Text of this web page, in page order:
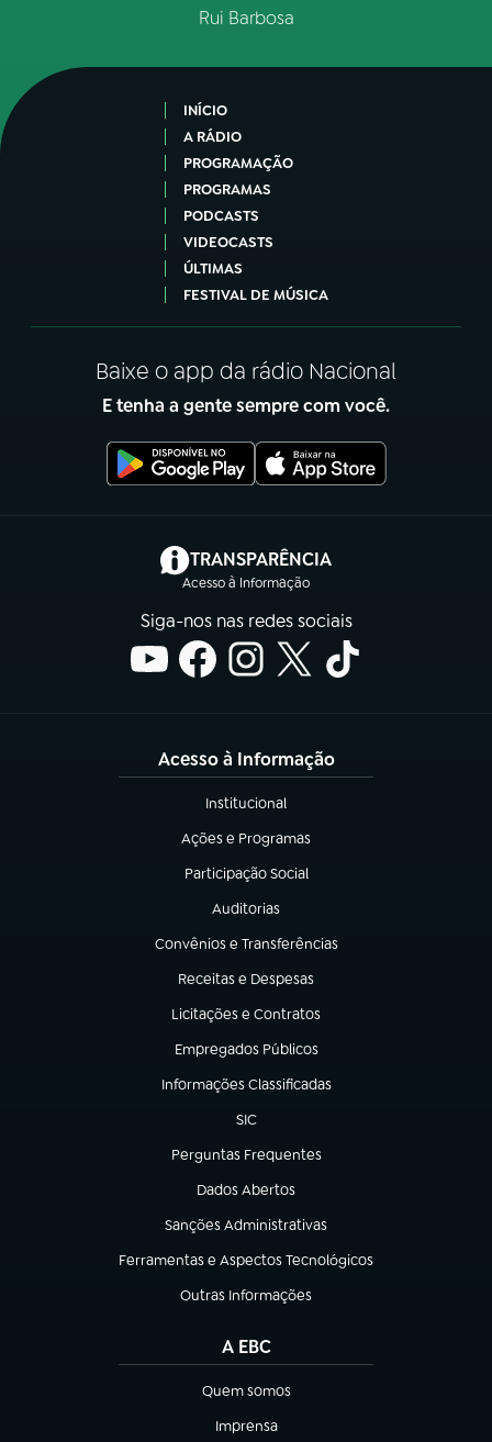
Rui Barbosa
INÍCIO
A RÁDIO
PROGRAMAÇÃO
PROGRAMAS
PODCASTS
VIDEOCASTS
ÚLTIMAS
FESTIVAL DE MÚSICA
Baixe o app da rádio Nacional
E tenha a gente sempre com você.
TRANSPARÊNCIA
Acesso à Informação
(abre em nova aba)
Siga-nos nas redes sociais
Acesso à Informação
Institucional
(abre em nova aba)
Ações e Programas
(abre em nova aba)
Participação Social
(abre em nova aba)
Auditorias
(abre em nova aba)
Convênios e Transferências
(abre em nova aba)
Receitas e Despesas
(abre em nova aba)
Licitações e Contratos
(abre em nova aba)
Empregados Públicos
(abre em nova aba)
Informações Classificadas
(abre em nova aba)
SIC
(abre em nova aba)
Perguntas Frequentes
(abre em nova aba)
Dados Abertos
(abre em nova aba)
Sanções Administrativas
(abre em nova aba)
Ferramentas e Aspectos Tecnológicos
(abre em nova aba)
Outras Informações
(abre em nova aba)
A EBC
Quem somos
(abre em nova aba)
Imprensa
(abre em nova aba)